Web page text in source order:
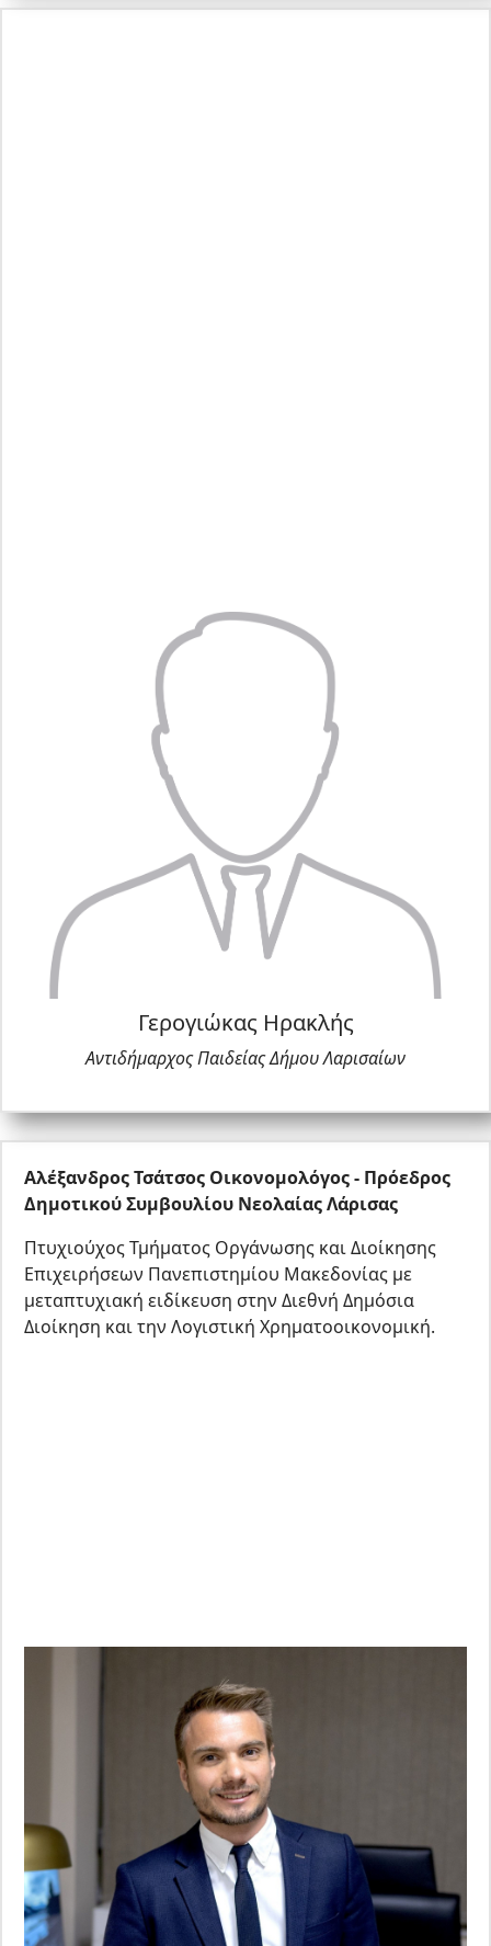
Γερογιώκας Ηρακλής
Αντιδήμαρχος Παιδείας Δήμου Λαρισαίων
Αλέξανδρος Τσάτσος Οικονομολόγος - Πρόεδρος
Δημοτικού Συμβουλίου Νεολαίας Λάρισας
Πτυχιούχος Τμήματος Οργάνωσης και Διοίκησης
Επιχειρήσεων Πανεπιστημίου Μακεδονίας με
μεταπτυχιακή ειδίκευση στην Διεθνή Δημόσια
Διοίκηση και την Λογιστική Χρηματοοικονομική.